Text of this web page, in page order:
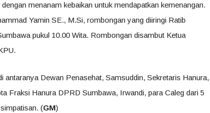
menanam kebaikan untuk mendapatkan kemenangan.
Yamin SE., M.Si, rombongan yang diiringi Ratib
pukul 10.00 Wita. Rombongan disambut Ketua
antaranya Dewan Penasehat, Samsuddin, Sekretaris Hanura,
Fraksi Hanura DPRD Sumbawa, Irwandi, para Caleg dari 5
(GM)